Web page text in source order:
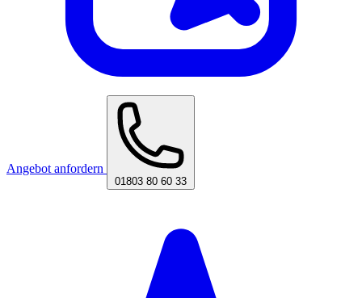
Angebot anfordern
01803 80 60 33